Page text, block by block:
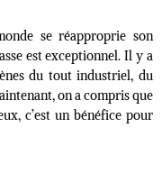
se réapproprie son
est exceptionnel. Il y a
du tout industriel, du
on a compris que
c’est un bénéfice pour